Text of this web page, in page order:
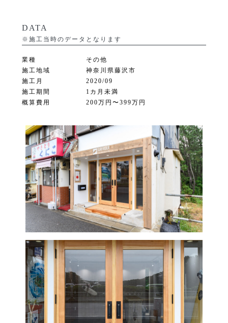
DATA
※施工当時のデータとなります
業種
その他
施工地域
神奈川県藤沢市
施工月
2020/09
施工期間
1カ月未満
概算費用
200万円〜399万円